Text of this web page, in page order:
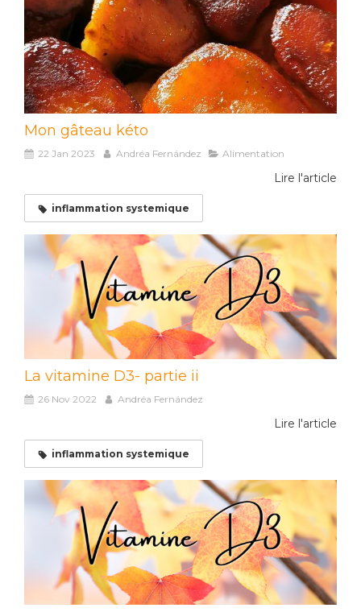
Mon gâteau kéto
22 Jan 2023 Andréa Fernández Alimentation
Lire l'article
inflammation systemique
La vitamine D3- partie ii
26 Nov 2022 Andréa Fernández
Lire l'article
inflammation systemique